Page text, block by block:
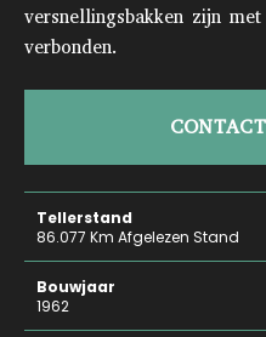
versnellingsbakken zijn
verbonden.
Tellerstand
86.077 Km Afgelezen Stand
Bouwjaar
1962